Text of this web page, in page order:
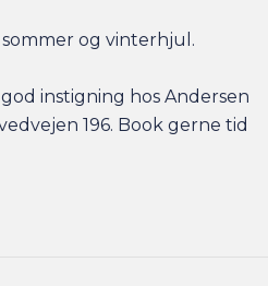
og vinterhjul.
instigning hos Andersen
196. Book gerne tid